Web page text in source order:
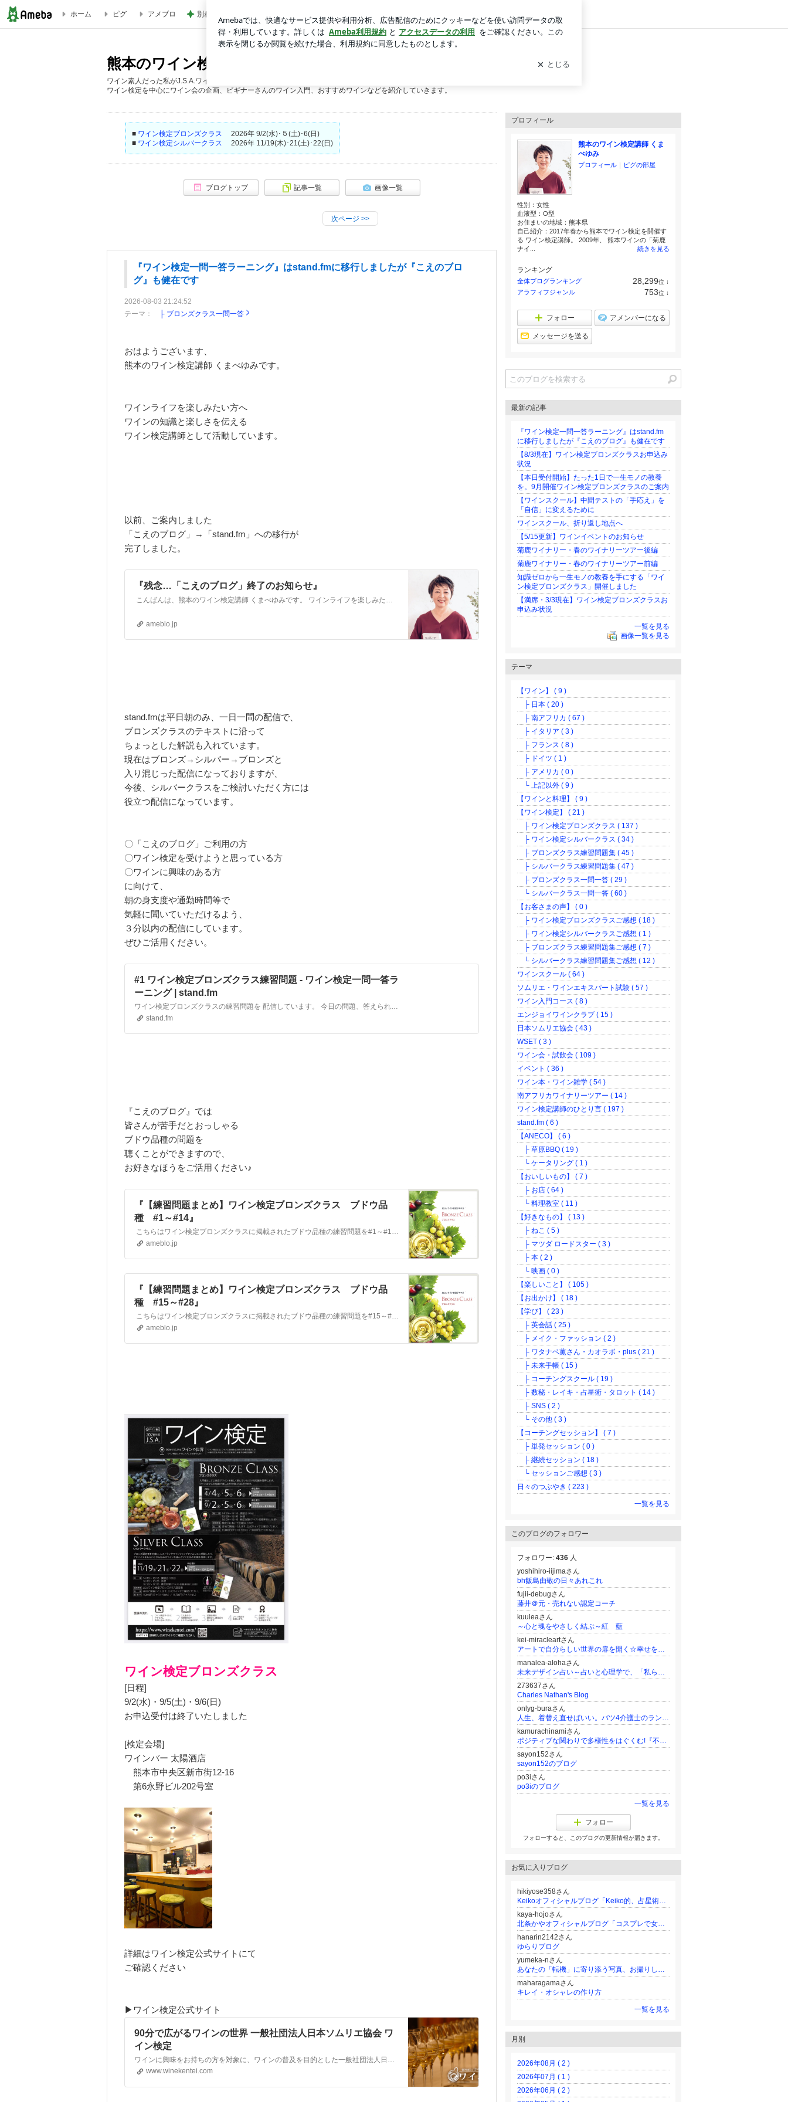
熊本のワイン検定講師 くまべゆみのエンジョイワインクラブ
ホーム ピグ アメブロ 別れ際にまた明日ねと言っていた子
熊本のワイン検定講師 くまべゆみのエンジョイワインクラブ
ワイン素人だった私がJ.S.A.ワインエキスパートの資格を取得し、ワイン検定講師としてワインの楽しさを知ってもらうお手伝いをしています。
ワイン検定を中心にワイン会の企画、ビギナーさんのワイン入門、おすすめワインなどを紹介していきます。
■ ワイン検定ブロンズクラス 2026年 9/2(水)･５(土)･6(日)
■ ワイン検定シルバークラス 2026年 11/19(木)･21(土)･22(日)
ブログトップ 記事一覧 画像一覧
次ページ >>
『ワイン検定一問一答ラーニング』はstand.fmに移行しましたが『こえのブロ
グ』も健在です
2026-08-03 21:24:52
テーマ：
├ ブロンズクラス一問一答
おはようございます、
熊本のワイン検定講師 くまべゆみです。
ワインライフを楽しみたい方へ
ワインの知識と楽しさを伝える
ワイン検定講師として活動しています。
以前、ご案内しました
「こえのブログ」→「stand.fm」への移行が
完了しました。
『残念…「こえのブログ」終了のお知らせ』
こんばんは、熊本のワイン検定講師 くまべゆみです。 ワインライフを楽しみたい方へワインの知識と楽しさを伝えるワイン検定講師として活動しています。 検…
ameblo.jp
stand.fmは平日朝のみ、一日一問の配信で、
ブロンズクラスのテキストに沿って
ちょっとした解説も入れています。
現在はブロンズ→シルバー→ブロンズと
入り混じった配信になっておりますが、
今後、シルバークラスをご検討いただく方には
役立つ配信になっています。
〇「こえのブログ」ご利用の方
〇ワイン検定を受けようと思っている方
〇ワインに興味のある方
に向けて、
朝の身支度や通勤時間等で
気軽に聞いていただけるよう、
３分以内の配信にしています。
ぜひご活用ください。
#1 ワイン検定ブロンズクラス練習問題 - ワイン検定一問一答ラ
ーニング | stand.fm
ワイン検定ブロンズクラスの練習問題を 配信しています。 今日の問題、答えられましたか？ .˚⊹⁺‧┈┈┈┈┈┈┈┈┈┈┈‧⁺ ⊹˚.⠀ ⠀ ワイン検定ブロンズクラス⠀ [日程]⠀ 9/4(水)・9/7(土)・9/8(日)⠀ [受付期間]⠀ 7/8(月)～8/6(火)⠀ [検定会場]⠀ ワインバー 太陽酒…
stand.fm
『こえのブログ』では
皆さんが苦手だとおっしゃる
ブドウ品種の問題を
聴くことができますので、
お好きなほうをご活用ください♪
『【練習問題まとめ】ワイン検定ブロンズクラス ブドウ品
種 #1～#14』
こちらはワイン検定ブロンズクラスに掲載されたブドウ品種の練習問題を#1～#14までまとめたものです。よろしければご活用ください。 練習問題 #1 練習問題…
ameblo.jp
『【練習問題まとめ】ワイン検定ブロンズクラス ブドウ品
種 #15～#28』
こちらはワイン検定ブロンズクラスに掲載されたブドウ品種の練習問題を#15～#28までまとめたものです。よろしければご活用ください。 練習問題 #15 練習…
ameblo.jp
ワイン検定ブロンズクラス
[日程]
9/2(水)・9/5(土)・9/6(日)
お申込受付は終了いたしました
[検定会場]
ワインバー 太陽酒店
熊本市中央区新市街12-16
第6永野ビル202号室
詳細はワイン検定公式サイトにて
ご確認ください
▶ワイン検定公式サイト
90分で広がるワインの世界 一般社団法人日本ソムリエ協会 ワ
イン検定
ワインに興味をお持ちの方を対象に、ワインの普及を目的とした一般社団法人日本ソムリエ協会が主催する検定試験です。
www.winekentei.com
プロフィール
熊本のワイン検定講師 くま
べゆみ
プロフィール ｜ ピグの部屋
性別： 女性
血液型： O型
お住まいの地域： 熊本県
自己紹介：2017年春から熊本でワイン検定を開催す
る ワイン検定講師。 2009年、 熊本ワインの「菊鹿
ナイ...
続きを見る
ランキング
全体ブログランキング 28,299位 ↓
ン
アラフィフジャンル 753位 ↓
フォロー アメンバーになる
メッセージを送る
最新の記事
『ワイン検定一問一答ラーニング』はstand.fm
に移行しましたが『こえのブログ』も健在です
【8/3現在】ワイン検定ブロンズクラスお申込み
状況
【本日受付開始】たった1日で一生モノの教養
を。9月開催ワイン検定ブロンズクラスのご案内
【ワインスクール】中間テストの「手応え」を
「自信」に変えるために
ワインスクール、折り返し地点へ
【5/15更新】ワインイベントのお知らせ
菊鹿ワイナリー・春のワイナリーツアー後編
菊鹿ワイナリー・春のワイナリーツアー前編
知識ゼロから一生モノの教養を手にする「ワイ
ン検定ブロンズクラス」開催しました
【満席・3/3現在】ワイン検定ブロンズクラスお
申込み状況
一覧を見る
画像一覧を見る
テーマ
【ワイン】 ( 9 )
├ 日本 ( 20 )
├ 南アフリカ ( 67 )
├ イタリア ( 3 )
├ フランス ( 8 )
├ ドイツ ( 1 )
├ アメリカ ( 0 )
└ 上記以外 ( 9 )
【ワインと料理】 ( 9 )
【ワイン検定】 ( 21 )
├ ワイン検定ブロンズクラス ( 137 )
├ ワイン検定シルバークラス ( 34 )
├ ブロンズクラス練習問題集 ( 45 )
├ シルバークラス練習問題集 ( 47 )
├ ブロンズクラス一問一答 ( 29 )
└ シルバークラス一問一答 ( 60 )
【お客さまの声】 ( 0 )
├ ワイン検定ブロンズクラスご感想 ( 18 )
├ ワイン検定シルバークラスご感想 ( 1 )
├ ブロンズクラス練習問題集ご感想 ( 7 )
└ シルバークラス練習問題集ご感想 ( 12 )
ワインスクール ( 64 )
ソムリエ・ワインエキスパート試験 ( 57 )
ワイン入門コース ( 8 )
エンジョイワインクラブ ( 15 )
日本ソムリエ協会 ( 43 )
WSET ( 3 )
ワイン会・試飲会 ( 109 )
イベント ( 36 )
ワイン本・ワイン雑学 ( 54 )
南アフリカワイナリーツアー ( 14 )
ワイン検定講師のひとり言 ( 197 )
stand.fm ( 6 )
【ANECO】 ( 6 )
├ 草原BBQ ( 19 )
└ ケータリング ( 1 )
【おいしいもの】 ( 7 )
├ お店 ( 64 )
└ 料理教室 ( 11 )
【好きなもの】 ( 13 )
├ ねこ ( 5 )
├ マツダ ロードスター ( 3 )
├ 本 ( 2 )
└ 映画 ( 0 )
【楽しいこと】 ( 105 )
【お出かけ】 ( 18 )
【学び】 ( 23 )
├ 英会話 ( 25 )
├ メイク・ファッション ( 2 )
├ ワタナベ薫さん・カオラボ・plus ( 21 )
├ 未来手帳 ( 15 )
├ コーチングスクール ( 19 )
├ 数秘・レイキ・占星術・タロット ( 14 )
├ SNS ( 2 )
└ その他 ( 3 )
【コーチングセッション】 ( 7 )
├ 単発セッション ( 0 )
├ 継続セッション ( 18 )
└ セッションご感想 ( 3 )
日々のつぶやき ( 223 )
一覧を見る
このブログのフォロワー
フォロワー: 436 人
yoshihiro-iijimaさん
bh飯島由敬の日々あれこれ
fujii-debugさん
藤井＠元・売れない認定コーチ
kuuleaさん
～心と魂をやさしく結ぶ～紅 藍
kei-miracleartさん
アートで自分らしい世界の扉を開く☆幸せを紡ぐ絵
manalea-alohaさん
未来デザイン占い～占いと心理学で、「私らしい」理想の未来を叶える
273637さん
Charles Nathan's Blog
onlyg-buraさん
人生、着替え直せばいい。バツ4介護士のランジェリー起業ストーリー 転職・離婚・起業。全部経験した私だから書けること
kamurachinamiさん
ポジティブな関わりで多様性をはぐくむ!『不登校サポート』『不登校支援』〜ママのためのおうちコーチング〜
sayon152さん
sayon152のブログ
po3iさん
po3iのブログ
一覧を見る
フォロー
フォローすると、このブログの更新情報が届きます。
お気に入りブログ
hikiyose358さん
Keikoオフィシャルブログ「Keiko的、占星術な日々。」Powered by Ameba
kaya-hojoさん
北条かやオフィシャルブログ「コスプレで女やってますけど」Powered by Ameba
hanarin2142さん
ゆらりブログ
yumeka-nさん
あなたの「転機」に寄り添う写真、お撮りします。
maharagamaさん
キレイ・オシャレの作り方
一覧を見る
月別
2026年08月 ( 2 )
2026年07月 ( 1 )
2026年06月 ( 2 )